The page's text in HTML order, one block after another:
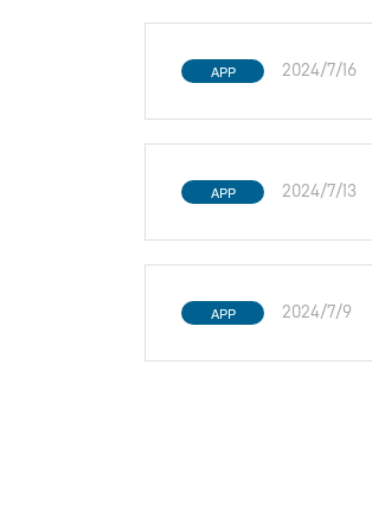
APP 2024/7/16
APP 2024/7/13
APP 2024/7/9